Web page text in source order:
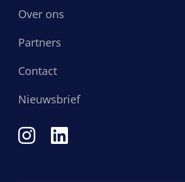
Over ons
Partners
Contact
Nieuwsbrief